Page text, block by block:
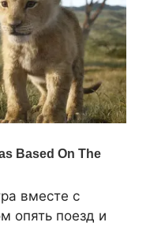
вместе с
опять поезд и